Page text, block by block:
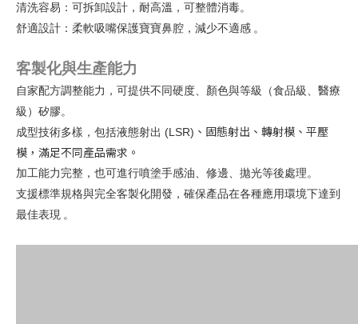
清洗容易：可拆卸設計，耐高溫，可整體消毒。
舒適設計：柔軟吸嘴保護寶寶鼻腔，減少不適感 。
客製化與生產能力
自家配方調整能力，可提供不同硬度、顏色與等級（食品級、醫療
級）矽膠。
成型技術多樣，包括液態射出 (LSR) 、固態射出、轉射模、平壓
模，滿足不同產品需求。
加工能力完整，也可進行噴塗手感油、修邊、拋光等後處理。
支援標準規格與完全客製化開發，確保產品在各種應用環境下達到
最佳表現 。